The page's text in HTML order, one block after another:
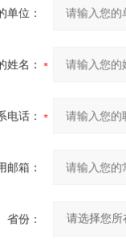
单位：
姓名：
电话：
邮箱：
省份：